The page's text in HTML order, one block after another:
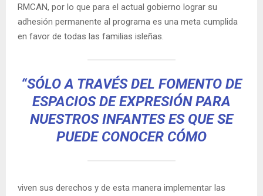
RMCAN, por lo que para el actual gobierno lograr su
adhesión permanente al programa es una meta cumplida
en favor de todas las familias isleñas.
“SÓLO A TRAVÉS DEL FOMENTO DE
ESPACIOS DE EXPRESIÓN PARA
NUESTROS INFANTES ES QUE SE
PUEDE CONOCER CÓMO
viven sus derechos y de esta manera implementar las